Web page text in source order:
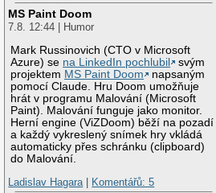
MS Paint Doom
7.8. 12:44 | Humor
Mark Russinovich (CTO v Microsoft
Azure) se na LinkedIn pochlubil
svým
projektem MS Paint Doom
napsaným
pomocí Claude. Hru Doom umožňuje
hrát v programu Malování (Microsoft
Paint). Malování funguje jako monitor.
Herní engine (ViZDoom) běží na pozadí
a každý vykreslený snímek hry vkládá
automaticky přes schránku (clipboard)
do Malování.
Ladislav Hagara| Komentářů: 5